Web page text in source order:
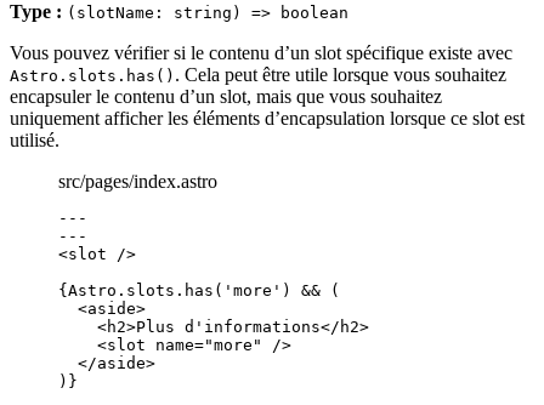
Type : (slotName: string) => boolean
Vous pouvez vérifier si le contenu d’un slot spécifique existe avec
Astro.slots.has() . Cela peut être utile lorsque vous souhaitez
encapsuler le contenu d’un slot, mais que vous souhaitez
uniquement afficher les éléments d’encapsulation lorsque ce slot est
utilisé.
src/pages/index.astro
---
---
<slot />
{ Astro . slots . has ( ' more ' ) && (
<aside>
<h2>Plus d'informations</ h2>
<slot name="more "
/>
</aside>
) }